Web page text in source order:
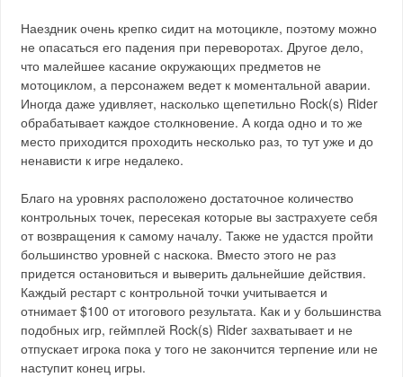
Наездник очень крепко сидит на мотоцикле, поэтому можно
не опасаться его падения при переворотах. Другое дело,
что малейшее касание окружающих предметов не
мотоциклом, а персонажем ведет к моментальной аварии.
Иногда даже удивляет, насколько щепетильно Rock(s) Rider
обрабатывает каждое столкновение. А когда одно и то же
место приходится проходить несколько раз, то тут уже и до
ненависти к игре недалеко.
Благо на уровнях расположено достаточное количество
контрольных точек, пересекая которые вы застрахуете себя
от возвращения к самому началу. Также не удастся пройти
большинство уровней с наскока. Вместо этого не раз
придется остановиться и выверить дальнейшие действия.
Каждый рестарт с контрольной точки учитывается и
отнимает $100 от итогового результата. Как и у большинства
подобных игр, геймплей Rock(s) Rider захватывает и не
отпускает игрока пока у того не закончится терпение или не
наступит конец игры.